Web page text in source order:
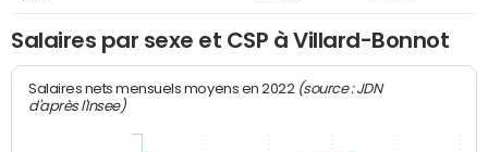
Salaires par sexe et CSP à Villard-Bonnot
Salaires nets mensuels moyens en 2022 (source : JDN
d'après l'Insee)